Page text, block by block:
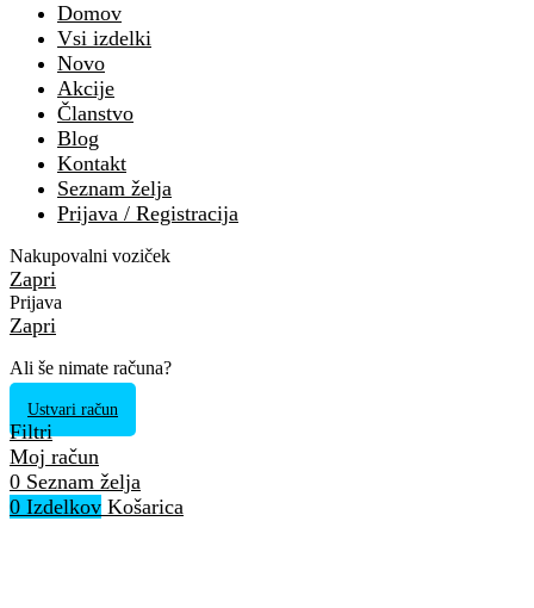
Domov
Vsi izdelki
Novo
Akcije
Članstvo
Blog
Kontakt
Seznam želja
Prijava / Registracija
Nakupovalni voziček
Zapri
Prijava
Zapri
Ali še nimate računa?
Ustvari račun
Filtri
Moj račun
0 Seznam želja
0 Izdelkov Košarica